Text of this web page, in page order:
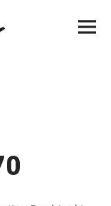
Menu